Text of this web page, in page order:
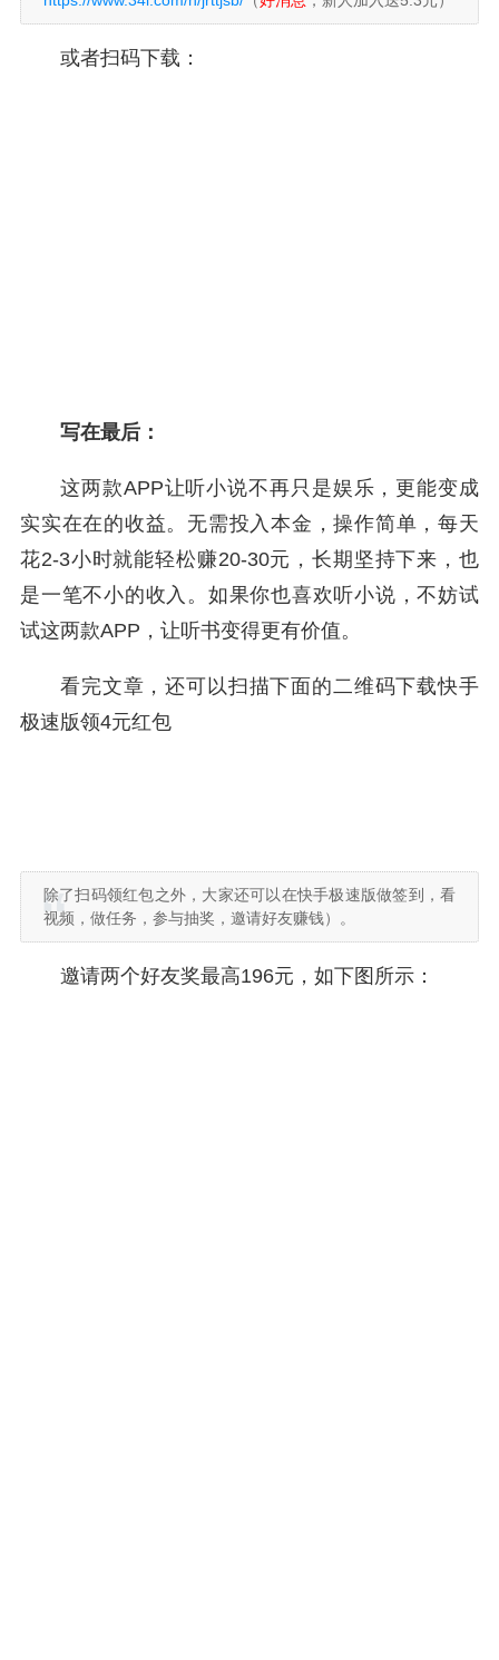
或者扫码下载：
写在最后：
这两款APP让听小说不再只是娱乐，更能变成
实实在在的收益。无需投入本金，操作简单，每天
花2-3小时就能轻松赚20-30元，长期坚持下来，也
是一笔不小的收入。如果你也喜欢听小说，不妨试
试这两款APP，让听书变得更有价值。
看完文章，还可以扫描下面的二维码下载快手
极速版领4元红包
除了扫码领红包之外，大家还可以在快手极速版做签到，看
视频，做任务，参与抽奖，邀请好友赚钱）。
邀请两个好友奖最高196元，如下图所示：